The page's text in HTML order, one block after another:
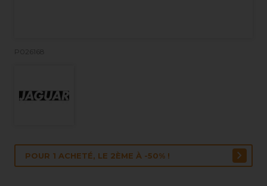
P026168
POUR 1 ACHETÉ, LE 2ÈME À -50% !